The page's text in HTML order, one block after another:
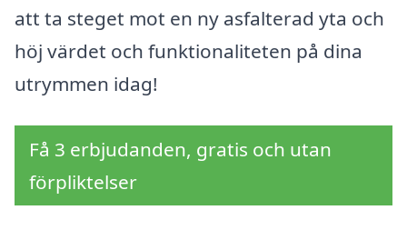
att ta steget mot en ny asfalterad yta och
höj värdet och funktionaliteten på dina
utrymmen idag!
Få 3 erbjudanden, gratis och utan
förpliktelser